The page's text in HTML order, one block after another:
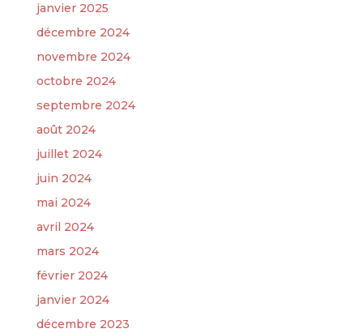
janvier 2025
décembre 2024
novembre 2024
octobre 2024
septembre 2024
août 2024
juillet 2024
juin 2024
mai 2024
avril 2024
mars 2024
février 2024
janvier 2024
décembre 2023